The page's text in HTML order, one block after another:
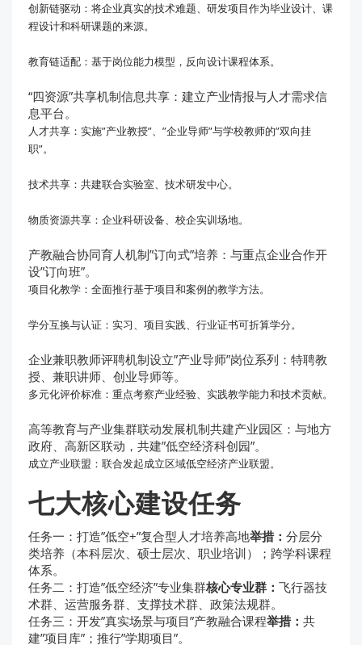
创新链驱动：将企业真实的技术难题、研发项目作为毕业设计、课
程设计和科研课题的来源。
教育链适配：基于岗位能力模型，反向设计课程体系。
“四资源”共享机制信息共享：建立产业情报与人才需求信
息平台。
人才共享：实施”产业教授”、”企业导师”与学校教师的”双向挂
职”。
技术共享：共建联合实验室、技术研发中心。
物质资源共享：企业科研设备、校企实训场地。
产教融合协同育人机制”订向式”培养：与重点企业合作开
设”订向班”。
项目化教学：全面推行基于项目和案例的教学方法。
学分互换与认证：实习、项目实践、行业证书可折算学分。
企业兼职教师评聘机制设立”产业导师”岗位系列：特聘教
授、兼职讲师、创业导师等。
多元化评价标准：重点考察产业经验、实践教学能力和技术贡献。
高等教育与产业集群联动发展机制共建产业园区：与地方
政府、高新区联动，共建”低空经济科创园”。
成立产业联盟：联合发起成立区域低空经济产业联盟。
七大核心建设任务
任务一：打造”低空+”复合型人才培养高地举措： 分层分
类培养（本科层次、硕士层次、职业培训）；跨学科课程
体系。
任务二：打造”低空经济”专业集群核心专业群： 飞行器技
术群、运营服务群、支撑技术群、政策法规群。
任务三：开发”真实场景与项目”产教融合课程举措： 共
建”项目库”；推行”学期项目”。